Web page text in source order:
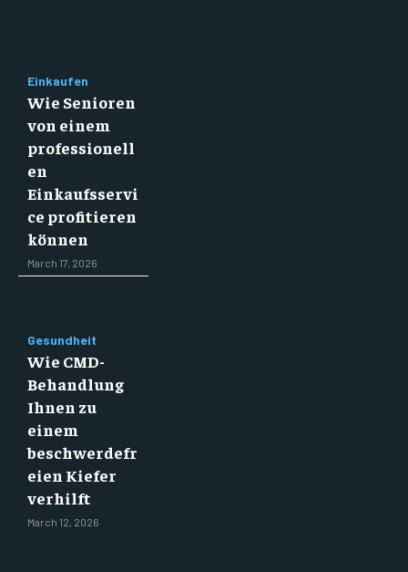
Einkaufen
Wie Senioren
von einem
professionell
en
Einkaufsservi
ce profitieren
können
March 17, 2026
Gesundheit
Wie CMD-
Behandlung
Ihnen zu
einem
beschwerdefr
eien Kiefer
verhilft
March 12, 2026